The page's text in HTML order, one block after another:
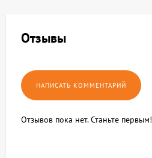
Отзывы
Отзывов пока нет. Станьте первым!